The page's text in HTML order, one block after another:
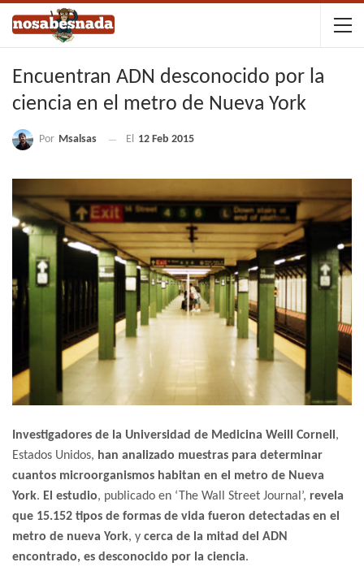
Encuentran ADN desconocido por la
ciencia en el metro de Nueva York
Por Msalsas El 12 Feb 2015
Investigadores de la Universidad de Medicina Weill Cornell ,
Estados Unidos, han analizado muestras para determinar
cuantos microorganismos habitan en el metro de Nueva
York. El estudio, publicado en ‘The Wall Street Journal’, revela
que 15.152 tipos de formas de vida fueron detectadas en el
metro de nueva York, y cerca de la mitad del ADN
encontrado, es desconocido por la ciencia.